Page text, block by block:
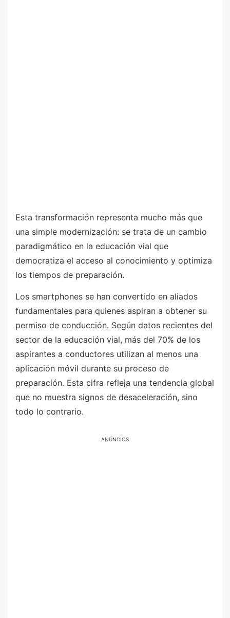
Esta transformación representa mucho más que
una simple modernización: se trata de un cambio
paradigmático en la educación vial que
democratiza el acceso al conocimiento y optimiza
los tiempos de preparación.
Los smartphones se han convertido en aliados
fundamentales para quienes aspiran a obtener su
permiso de conducción. Según datos recientes del
sector de la educación vial, más del 70% de los
aspirantes a conductores utilizan al menos una
aplicación móvil durante su proceso de
preparación. Esta cifra refleja una tendencia global
que no muestra signos de desaceleración, sino
todo lo contrario.
ANÚNCIOS